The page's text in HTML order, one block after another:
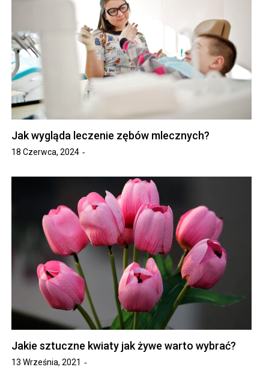
Jak wygląda leczenie zębów mlecznych?
18 Czerwca, 2024
Jakie sztuczne kwiaty jak żywe warto wybrać?
13 Września, 2021